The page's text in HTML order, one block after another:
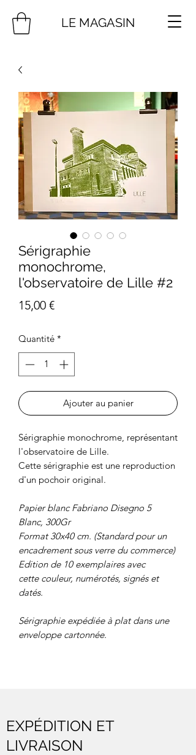
LE MAGASIN
Sérigraphie
monochrome,
l'observatoire de Lille #2
15,00 €Prix
Quantité *
Ajouter au panier
Sérigraphie monochrome, représentant
l'observatoire de Lille.
Cette sérigraphie est une reproduction
d'un pochoir original.
Papier blanc Fabriano Disegno 5
Blanc, 300Gr
Format 30x40 cm. (Standard pour un
encadrement sous verre du commerce)
Edition de 10 exemplaires avec
cette couleur, numérotés, signés et
datés.
Sérigraphie expédiée à plat dans une
enveloppe cartonnée.
EXPÉDITION ET
LIVRAISON